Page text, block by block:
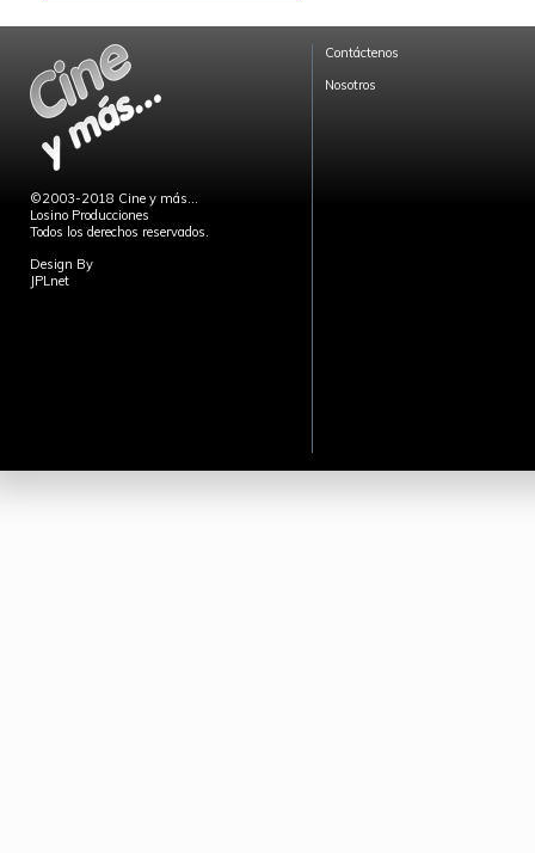
©2003-2018 Cine y más...
Losino Producciones
Todos los derechos reservados.
Design By
JPLnet
Contáctenos
Nosotros